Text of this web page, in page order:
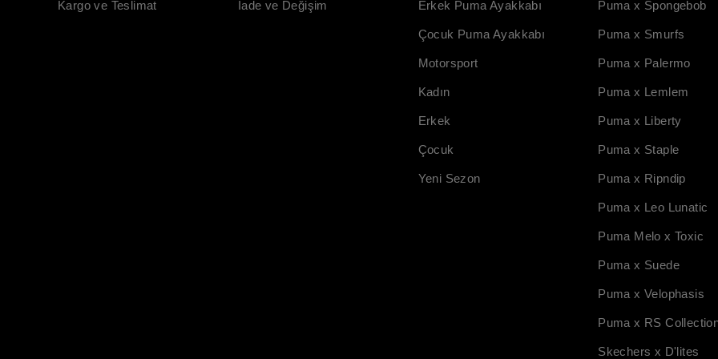
Kargo ve Teslimat İade ve Değişim Erkek Puma Ayakkabı
Çocuk Puma Ayakkabı
Motorsport
Kadın
Erkek
Çocuk
Yeni Sezon
Puma x Spongebob
Puma x Smurfs
Puma x Palermo
Puma x Lemlem
Puma x Liberty
Puma x Staple
Puma x Ripndip
Puma x Leo Lunatic
Puma Melo x Toxic
Puma x Suede
Puma x Velophasis
Puma x RS
Skechers x D'lites